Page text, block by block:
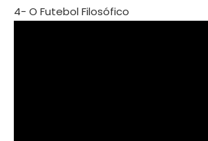
4- O Futebol Filosófico